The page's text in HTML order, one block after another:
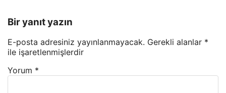
Bir yanıt yazın
E-posta adresiniz yayınlanmayacak. Gerekli alanlar *
ile işaretlenmişlerdir
Yorum *